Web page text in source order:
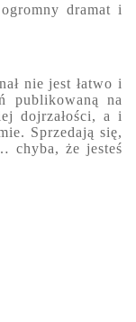
dramat i
nie jest łatwo i
publikowaną na
dojrzałości, a i
Sprzedają się,
chyba, że jesteś